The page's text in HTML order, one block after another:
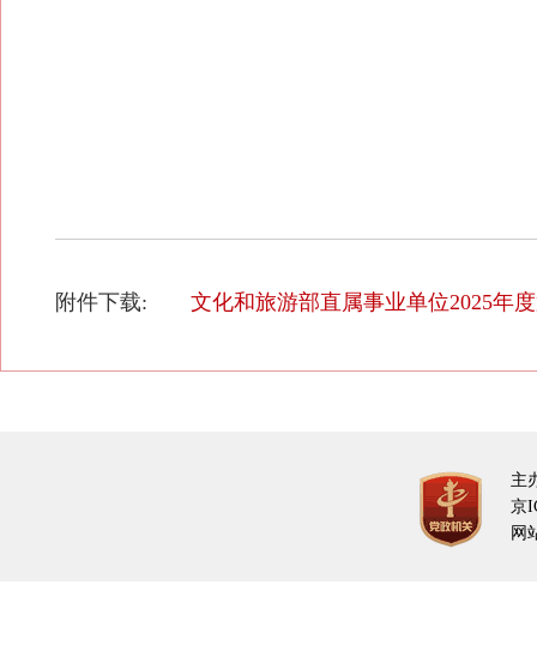
附件下载: 文化和旅游部直属事业单位2025年
主
京
网